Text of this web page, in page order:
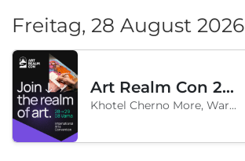
Freitag, 28 August 2026
Art Realm Con 2026
Khotel Cherno More, Warna, BG